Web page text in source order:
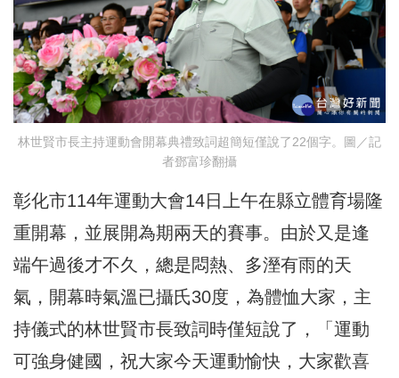
林世賢市長主持運動會開幕典禮致詞超簡短僅說了22個字。圖／記
者鄧富珍翻攝
彰化市114年運動大會14日上午在縣立體育場隆
重開幕，並展開為期兩天的賽事。由於又是逢
端午過後才不久，總是悶熱、多溼有雨的天
氣，開幕時氣溫已攝氏30度，為體恤大家，主
持儀式的林世賢市長致詞時僅短說了，「運動
可強身健國，祝大家今天運動愉快，大家歡喜